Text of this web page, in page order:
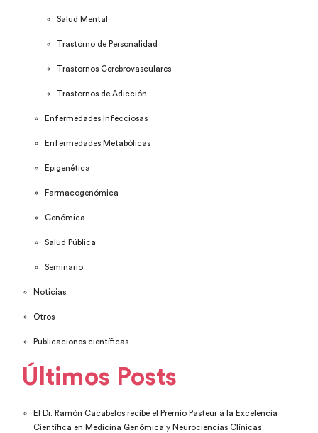
Salud Mental
Trastorno de Personalidad
Trastornos Cerebrovasculares
Trastornos de Adicción
Enfermedades Infecciosas
Enfermedades Metabólicas
Epigenética
Farmacogenómica
Genómica
Salud Pública
Seminario
Noticias
Otros
Publicaciones científicas
Últimos Posts
El Dr. Ramón Cacabelos recibe el Premio Pasteur a la Excelencia
Científica en Medicina Genómica y Neurociencias Clínicas